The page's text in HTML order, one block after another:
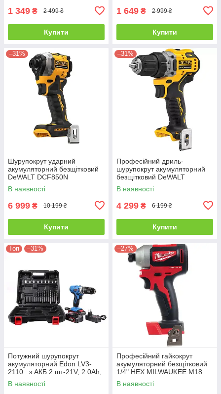
1 349 ₴ 2 499 ₴
Купити
1 649 ₴ 2 999 ₴
Купити
–31%
Шурупокрут ударний
акумуляторний безщітковий
DeWALT DCF850N
В наявності
6 999 ₴ 10 199 ₴
Купити
–31%
Професійний дриль-
шурупокрут акумуляторний
безщітковий DeWALT
DCD708N : без АКБ, 65Нм
(DCD708N)
В наявності
4 299 ₴ 6 199 ₴
Купити
Топ –31%
Потужний шурупокрут
акумуляторний Edon LV3-
2110 : з АКБ 2 шт-21V, 2.0Ah,
26 Нм
В наявності
–27%
Професійний гайкокрут
акумуляторний безщітковий
1/4" HEX MILWAUKEE M18
CBLID-0 : без АКБ, 180Нм
В наявності